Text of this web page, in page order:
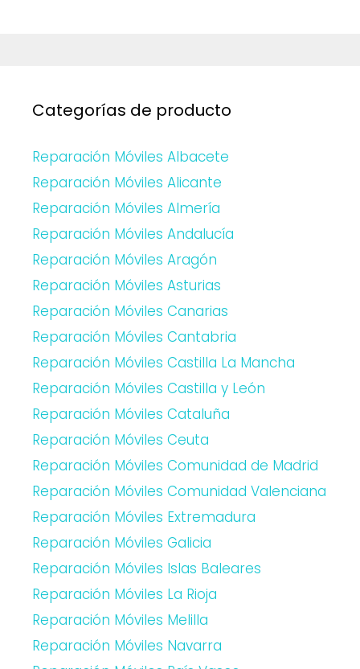
Categorías de producto
Reparación Móviles Albacete
Reparación Móviles Alicante
Reparación Móviles Almería
Reparación Móviles Andalucía
Reparación Móviles Aragón
Reparación Móviles Asturias
Reparación Móviles Canarias
Reparación Móviles Cantabria
Reparación Móviles Castilla La Mancha
Reparación Móviles Castilla y León
Reparación Móviles Cataluña
Reparación Móviles Ceuta
Reparación Móviles Comunidad de Madrid
Reparación Móviles Comunidad Valenciana
Reparación Móviles Extremadura
Reparación Móviles Galicia
Reparación Móviles Islas Baleares
Reparación Móviles La Rioja
Reparación Móviles Melilla
Reparación Móviles Navarra